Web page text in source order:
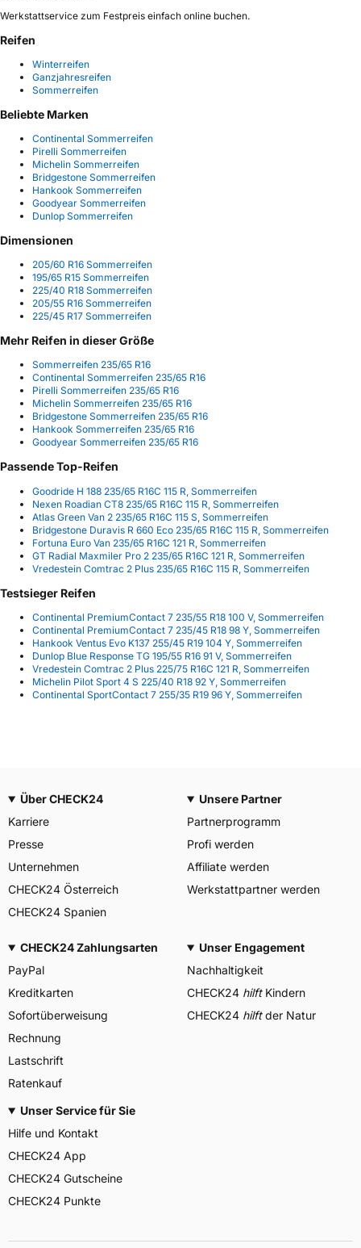
Werkstattservice zum Festpreis einfach online buchen.
Reifen
Winterreifen
Ganzjahresreifen
Sommerreifen
Beliebte Marken
Continental Sommerreifen
Pirelli Sommerreifen
Michelin Sommerreifen
Bridgestone Sommerreifen
Hankook Sommerreifen
Goodyear Sommerreifen
Dunlop Sommerreifen
Dimensionen
205/60 R16 Sommerreifen
195/65 R15 Sommerreifen
225/40 R18 Sommerreifen
205/55 R16 Sommerreifen
225/45 R17 Sommerreifen
Mehr Reifen in dieser Größe
Sommerreifen 235/65 R16
Continental Sommerreifen 235/65 R16
Pirelli Sommerreifen 235/65 R16
Michelin Sommerreifen 235/65 R16
Bridgestone Sommerreifen 235/65 R16
Hankook Sommerreifen 235/65 R16
Goodyear Sommerreifen 235/65 R16
Passende Top-Reifen
Goodride H 188 235/65 R16C 115 R, Sommerreifen
Nexen Roadian CT8 235/65 R16C 115 R, Sommerreifen
Atlas Green Van 2 235/65 R16C 115 S, Sommerreifen
Bridgestone Duravis R 660 Eco 235/65 R16C 115 R, Sommerreifen
Fortuna Euro Van 235/65 R16C 121 R, Sommerreifen
GT Radial Maxmiler Pro 2 235/65 R16C 121 R, Sommerreifen
Vredestein Comtrac 2 Plus 235/65 R16C 115 R, Sommerreifen
Testsieger Reifen
Continental PremiumContact 7 235/55 R18 100 V, Sommerreifen
Continental PremiumContact 7 235/45 R18 98 Y, Sommerreifen
Hankook Ventus Evo K137 255/45 R19 104 Y, Sommerreifen
Dunlop Blue Response TG 195/55 R16 91 V, Sommerreifen
Vredestein Comtrac 2 Plus 225/75 R16C 121 R, Sommerreifen
Michelin Pilot Sport 4 S 225/40 R18 92 Y, Sommerreifen
Continental SportContact 7 255/35 R19 96 Y, Sommerreifen
Über CHECK24
Karriere
Presse
Unternehmen
CHECK24 Österreich
CHECK24 Spanien
Unsere Partner
Partnerprogramm
Profi werden
Affiliate werden
Werkstattpartner werden
CHECK24 Zahlungsarten
PayPal
Kreditkarten
Sofortüberweisung
Rechnung
Lastschrift
Ratenkauf
Unser Engagement
Nachhaltigkeit
CHECK24 hilftKindern
CHECK24 hilftder Natur
Unser Service für Sie
Hilfe und Kontakt
CHECK24 App
CHECK24 Gutscheine
CHECK24 Punkte